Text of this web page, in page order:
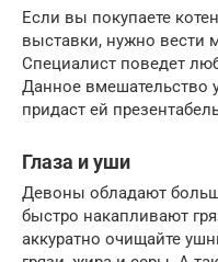
Если вы покупаете
выставки, нужно вести
Специалист поведет
Данное вмешательство
придаст ей
Глаза и уши
Девоны обладают
быстро накапливают
аккуратно очищайте